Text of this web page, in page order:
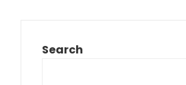
Search